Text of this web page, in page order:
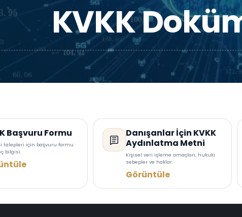
KVKK
Başvuru Formu
talepleri için başvuru formu
bilgisi.
Danışanlar İçin KVKK
Aydınlatma Metni
Kişisel veri işleme amaçları, hukuki
sebepler ve haklar.
Görüntüle